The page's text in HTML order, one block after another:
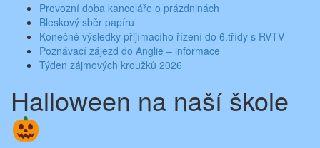
Provozní doba kanceláře o prázdninách
Bleskový sběr papíru
Konečné výsledky přijímacího řízení do 6.třídy s RVTV
Poznávací zájezd do Anglie – informace
Týden zájmových kroužků 2026
Halloween na naší škole